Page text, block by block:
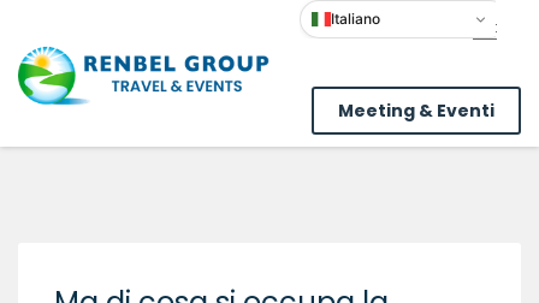
Meeting & Eventi
Italiano